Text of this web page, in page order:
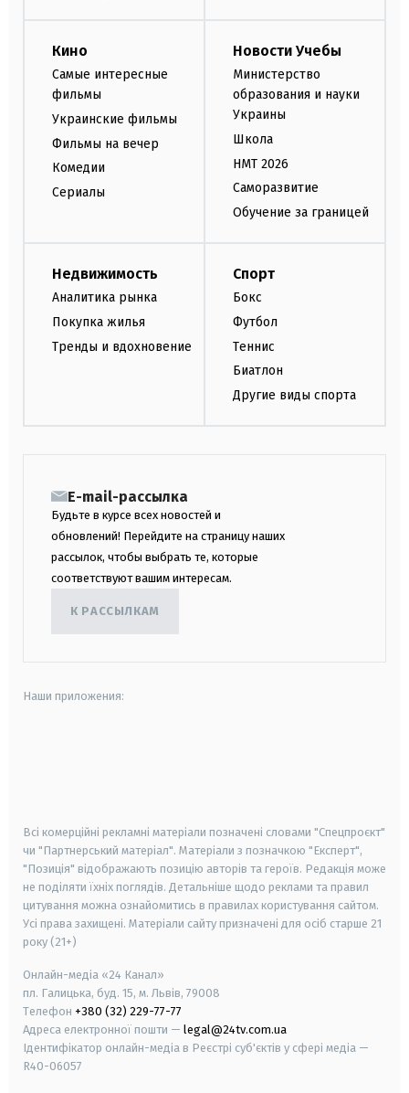
Кино
Самые интересные
фильмы
Украинские фильмы
Фильмы на вечер
Комедии
Сериалы
Новости Учебы
Министерство
образования и науки
Украины
Школа
НМТ 2026
Саморазвитие
Обучение за границей
Недвижимость
Аналитика рынка
Покупка жилья
Тренды и вдохновение
Спорт
Бокс
Футбол
Теннис
Биатлон
Другие виды спорта
E-mail-рассылка
Будьте в курсе всех новостей и
обновлений! Перейдите на страницу наших
рассылок, чтобы выбрать те, которые
соответствуют вашим интересам.
К РАССЫЛКАМ
Наши приложения:
Всі комерційні рекламні матеріали позначені словами "Спецпроєкт"
чи "Партнерський матеріал". Матеріали з позначкою "Експерт",
"Позиція" відображають позицію авторів та героїв. Редакція може
не поділяти їхніх поглядів. Детальніше щодо реклами та правил
цитування можна ознайомитись в правилах користування сайтом.
Усі права захищені. Матеріали сайту призначені для осіб старше 21
року (21+)
Онлайн-медіа «24 Канал»
пл. Галицька, буд. 15, м. Львів, 79008
Телефон +380 (32) 229-77-77
Адреса електронної пошти — legal@24tv.com.ua
Ідентифікатор онлайн-медіа в Реєстрі суб'єктів у сфері медіа —
R40-06057